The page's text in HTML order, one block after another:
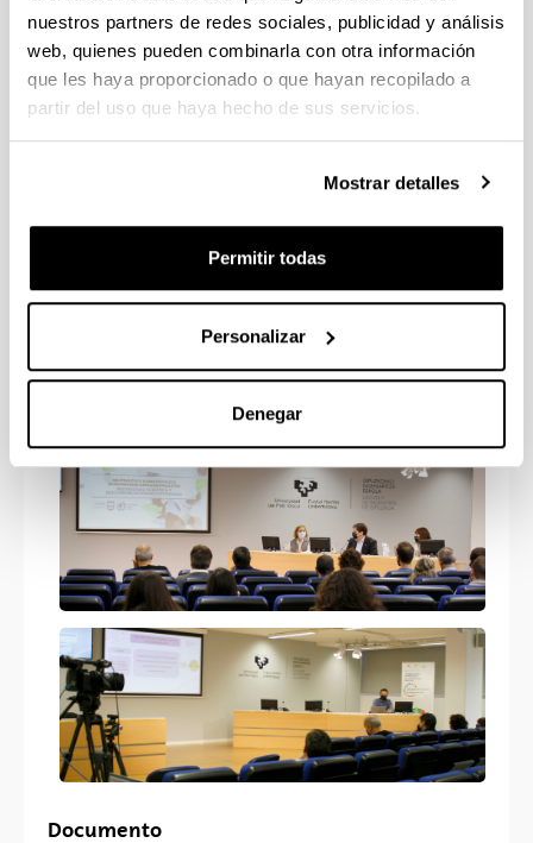
nuestros partners de redes sociales, publicidad y análisis
web, quienes pueden combinarla con otra información
que les haya proporcionado o que hayan recopilado a
partir del uso que haya hecho de sus servicios.
Mostrar detalles
Permitir todas
Personalizar
Denegar
Galería de imágenes
Documento